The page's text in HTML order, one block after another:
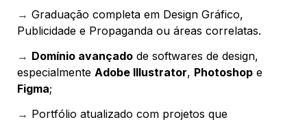
→ Graduação completa em Design Gráfico,
Publicidade e Propaganda ou áreas correlatas.
→ Domínio avançado de softwares de design,
especialmente Adobe Illustrator, Photoshop
Figma;
→ Portfólio atualizado com projetos que